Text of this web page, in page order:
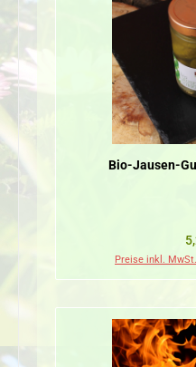
Bio-Jausen-
Preise inkl.